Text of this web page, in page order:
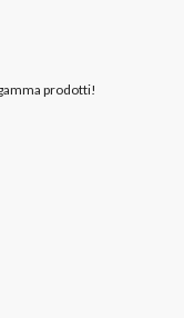
prodotti!